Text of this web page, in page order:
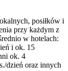
posiłków i
przy każdym z
w hotelach:
i ok. 15
ok. 4
dzień oraz innych